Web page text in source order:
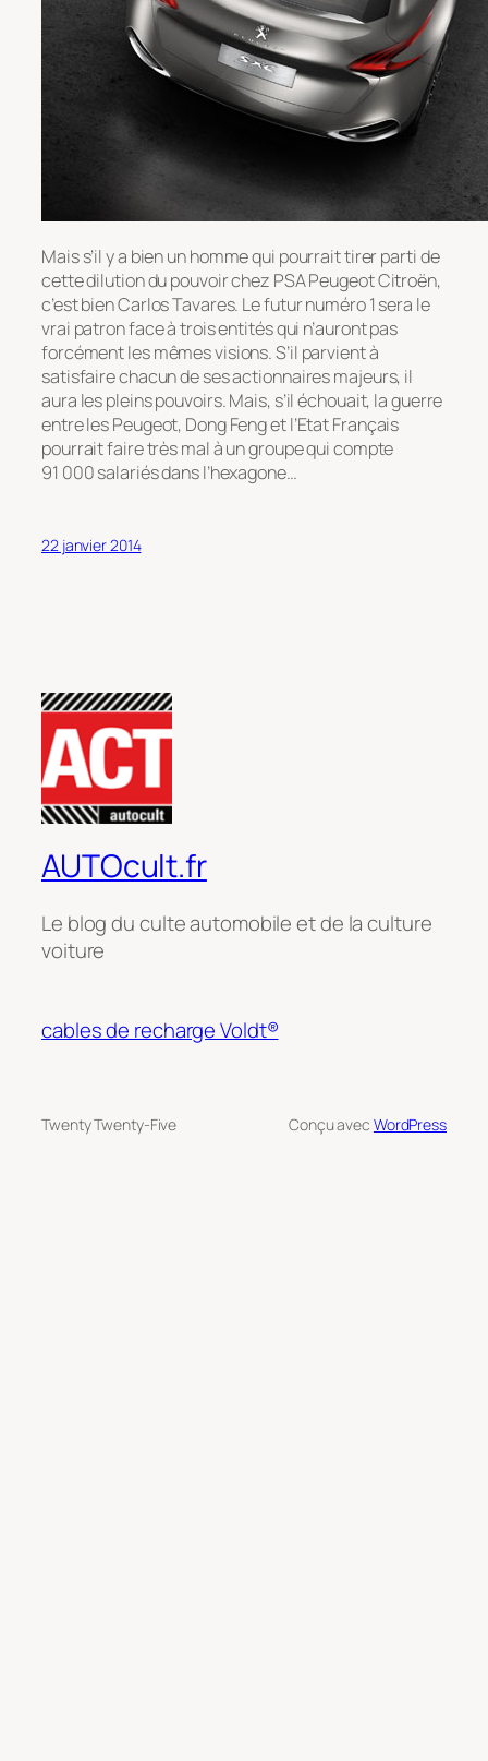
Mais s’il y a bien un homme qui pourrait tirer parti de
cette dilution du pouvoir chez PSA Peugeot Citroën,
c’est bien Carlos Tavares. Le futur numéro 1 sera le
vrai patron face à trois entités qui n’auront pas
forcément les mêmes visions. S’il parvient à
satisfaire chacun de ses actionnaires majeurs, il
aura les pleins pouvoirs. Mais, s’il échouait, la guerre
entre les Peugeot, Dong Feng et l’Etat Français
pourrait faire très mal à un groupe qui compte
91 000 salariés dans l’hexagone…
22 janvier 2014
AUTOcult.fr
Le blog du culte automobile et de la culture
voiture
cables de recharge Voldt®
Twenty Twenty-Five Conçu avec WordPress